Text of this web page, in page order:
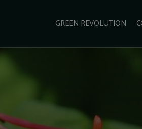
GREEN REVOLUTION